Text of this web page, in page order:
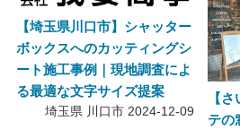
【埼玉県川口市】シャッター
ボックスへのカッティングシ
ート施工事例｜現地調査によ
る最適な文字サイズ提案
埼玉県 川口市 2024-12-09
【
テの